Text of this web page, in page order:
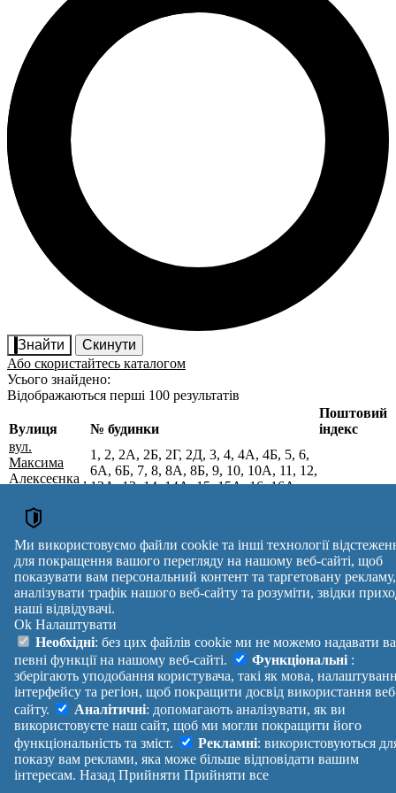
Знайти
Скинути
Або скористайтесь каталогом
Усього знайдено:
Відображаються перші 100 результатів
Поштові індекси України. Оновлено : 07-08-2026.
Вулиця № будинки
Поштовий
індекс
вул.
Максима
Алексеєнка ,
Берегівський
р-н,
Закарпатська
обл.
1, 2, 2А, 2Б, 2Г, 2Д, 3, 4, 4А, 4Б, 5, 6,
6А, 6Б, 7, 8, 8А, 8Б, 9, 10, 10А, 11, 12,
12А, 13, 14, 14А, 15, 15А, 16, 16А,
39, 43, 45, 47
Вулиця № будинків
Індекс
reklama
Правила
Допомога
Платні
послуги
Політика
конфіденційності
Маніфест
Про проект
Зворотній
зв'язок
Україна
Увійти|
Вихід
Ми використовуємо файли cookie та інші технології
для покращення вашого перегляду на нашому веб-сайті, щоб
показувати вам персональний контент та таргетовану рекламу,
аналізувати трафік нашого веб-сайту та розуміти, звідки
наші відвідувачі.
Ok Налаштувати
Необхідні: без цих файлів cookie ми не можемо надавати
певні функції на нашому веб-сайті.
Функціональні :
зберігають уподобання користувача, такі як мова,
інтерфейсу та регіон, щоб покращити досвід використання
сайту.
Аналітичні: допомагають аналізувати, як ви
використовуєте наш сайт, щоб ми могли покращити його
функціональність та зміст.
Рекламні: використовуються
показу вам реклами, яка може більше відповідати вашим
інтересам. Назад Прийняти Прийняти все